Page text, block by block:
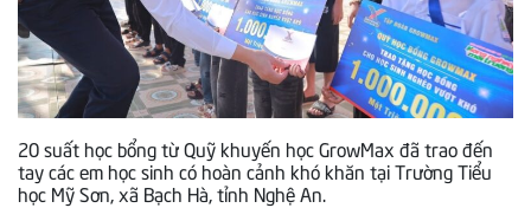
20 suất học bổng từ Quỹ khuyến học GrowMax đã trao đến
tay các em học sinh có hoàn cảnh khó khăn tại Trường Tiểu
học Mỹ Sơn, xã Bạch Hà, tỉnh Nghệ An.